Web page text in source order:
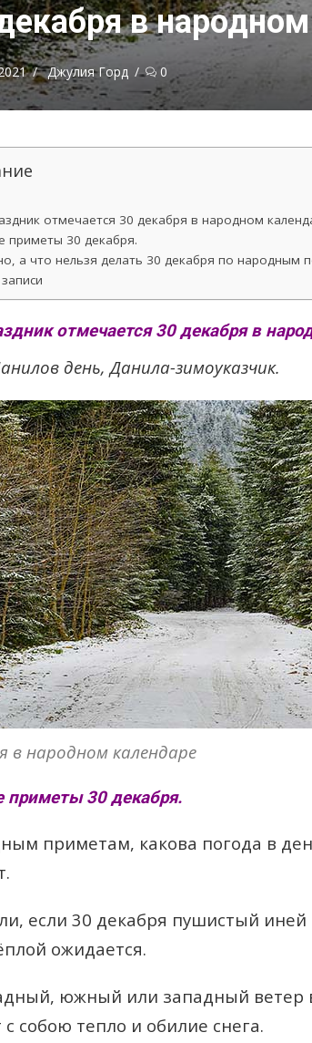
в
Автор
Джулия Горд 0
отмечается 30 декабря в народном
приметы 30 декабря.
а что нельзя делать 30 декабря по народным
отмечается 30 декабря в
день, Данила-зимоуказчик.
в народном календаре
приметы 30 декабря.
приметам, какова погода в
если 30 декабря пушистый иней
ожидается.
южный или западный ветер
с собою тепло и обилие снега.